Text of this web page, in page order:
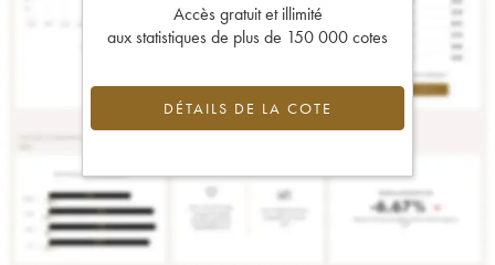
Accès gratuit et illimité
aux statistiques de plus de 150 000 cotes
DÉTAILS DE LA COTE